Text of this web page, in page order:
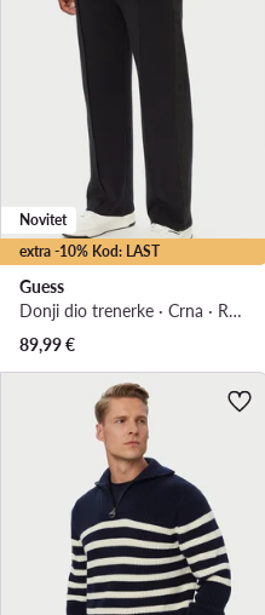
extra -10% Kod: LAST
Novitet
Guess
Donji dio trenerke · Crna · Regular Fit
89,99€